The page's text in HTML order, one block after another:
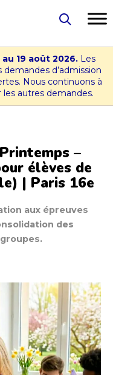
19 août 2026. Les
d’admission
Nous continuons à
autres demandes.
–
élèves de
| Paris 16e
aux épreuves
des